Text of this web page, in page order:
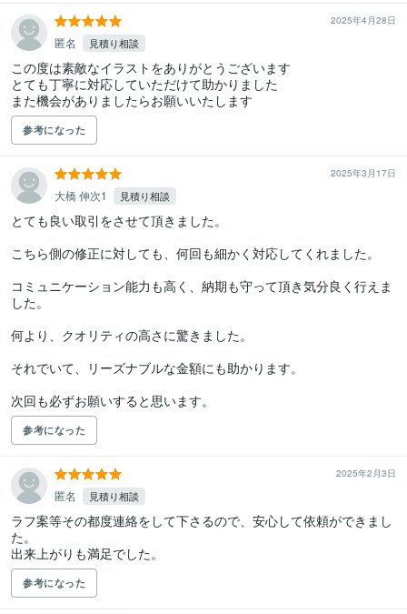
2025年4月28日
匿名 見積り相談
この度は素敵なイラストをありがとうございます
とても丁寧に対応していただけて助かりました
参考になった
2025年3月17日
大橋 伸次1 見積り相談
とても良い取引をさせて頂きました。
こちら側の修正に対しても、何回も細かく対応してくれました。
コミュニケーション能力も高く、納期も守って頂き気分良く行えま
した。
何より、クオリティの高さに驚きました。
それでいて、リーズナブルな金額にも助かります。
次回も必ずお願いすると思います。
参考になった
2025年2月3日
匿名 見積り相談
ラフ案等その都度連絡をして下さるので、安心して依頼ができまし
た。
出来上がりも満足でした。
参考になった